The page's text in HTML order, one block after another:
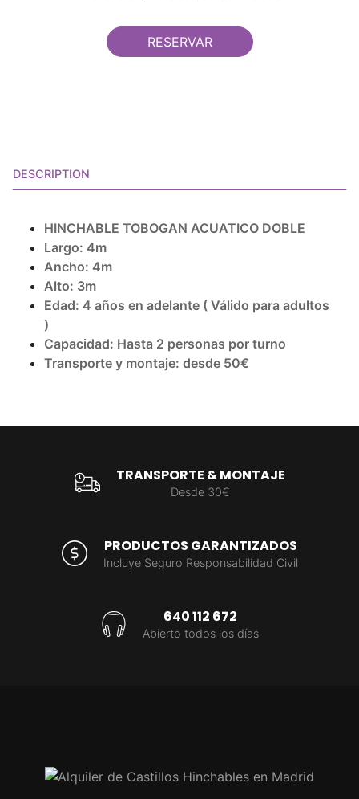
RESERVAR
DESCRIPTION
HINCHABLE TOBOGAN ACUATICO DOBLE
Largo: 4m
Ancho: 4m
Alto: 3m
Edad: 4 años en adelante ( Válido para adultos
)
Capacidad: Hasta 2 personas por turno
Transporte y montaje: desde 50€
TRANSPORTE & MONTAJE
Desde 30€
PRODUCTOS GARANTIZADOS
Incluye Seguro Responsabilidad Civil
640 112 672
Abierto todos los días